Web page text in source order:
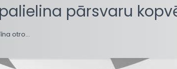
pārsvaru
otro…